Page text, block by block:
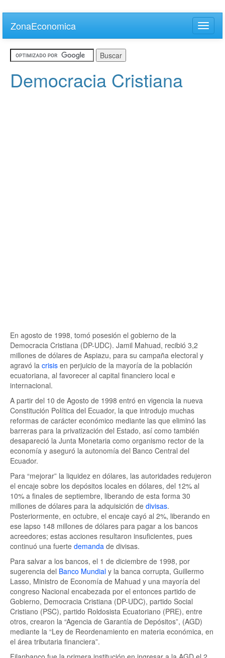
main
content
ZonaEconomica
Toggle
Democracia Cristiana
En agosto de 1998, tomó posesión el gobierno de la
Democracia Cristiana (DP-UDC). Jamil Mahuad, recibió 3,2
millones de dólares de Aspiazu, para su campaña electoral y
agravó la crisis en perjuicio de la mayoría de la población
ecuatoriana, al favorecer al capital financiero local e
internacional.
A partir del 10 de Agosto de 1998 entró en vigencia la nueva
Constitución Política del Ecuador, la que introdujo muchas
reformas de carácter económico mediante las que eliminó las
barreras para la privatización del Estado, así como también
desapareció la Junta Monetaria como organismo rector de la
economía y aseguró la autonomía del Banco Central del
Ecuador.
Para “mejorar” la liquidez en dólares, las autoridades redujeron
el encaje sobre los depósitos locales en dólares, del 12% al
10% a finales de septiembre, liberando de esta forma 30
millones de dólares para la adquisición de divisas.
Posteriormente, en octubre, el encaje cayó al 2%, liberando en
ese lapso 148 millones de dólares para pagar a los bancos
acreedores; estas acciones resultaron insuficientes, pues
continuó una fuerte demanda de divisas.
Para salvar a los bancos, el 1 de diciembre de 1998, por
sugerencia del Banco Mundial y la banca corrupta, Guillermo
Lasso, Ministro de Economía de Mahuad y una mayoría del
congreso Nacional encabezada por el entonces partido de
Gobierno, Democracia Cristiana (DP-UDC), partido Social
Cristiano (PSC), partido Roldosista Ecuatoriano (PRE), entre
otros, crearon la “Agencia de Garantía de Depósitos”, (AGD)
mediante la “Ley de Reordenamiento en materia económica, en
el área tributaria financiera”.